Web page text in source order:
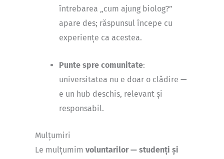
întrebarea „cum ajung biolog?”
apare des; răspunsul începe cu
experiențe ca acestea.
Punte spre comunitate:
universitatea nu e doar o clădire —
e un hub deschis, relevant și
responsabil.
Mulțumiri
Le mulțumim voluntarilor — studenți și